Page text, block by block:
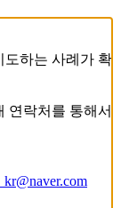
도하는 사례가 확
연락처를 통해서